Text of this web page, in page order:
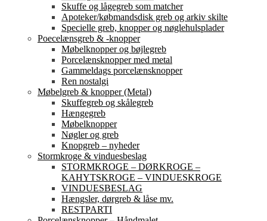
Skuffe og lågegreb som matcher
Apoteker/købmandsdisk greb og arkiv skilte
Specielle greb, knopper og nøglehulsplader
Poecelænsgreb & -knopper
Møbelknopper og bøjlegreb
Porcelænsknopper med metal
Gammeldags porcelænsknopper
Ren nostalgi
Møbelgreb & knopper (Metal)
Skuffegreb og skålegreb
Hængegreb
Møbelknopper
Nøgler og greb
Knopgreb – nyheder
Stormkroge & vinduesbeslag
STORMKROGE – DØRKROGE –
KAHYTSKROGE – VINDUESKROGE
VINDUESBESLAG
Hængsler, dørgreb & låse mv.
RESTPARTI